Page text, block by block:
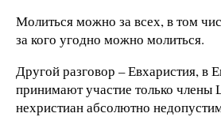
Молиться можно за всех, в том
за кого угодно можно молиться.
Другой разговор – Евхаристия, в
принимают участие только члены
нехристиан абсолютно